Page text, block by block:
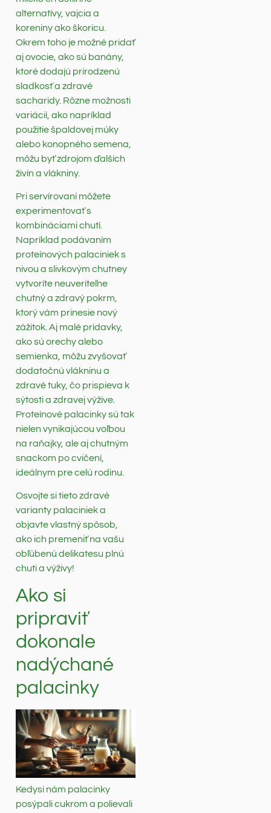
alternatívy, vajcia a
koreniny ako škoricu.
Okrem toho je možné pridať
aj ovocie, ako sú banány,
ktoré dodajú prirodzenú
sladkosť a zdravé
sacharidy. Rôzne možnosti
variácií, ako napríklad
použitie špaldovej múky
alebo konopného semena,
môžu byť zdrojom ďalších
živín a vlákniny.
Pri servírovaní môžete
experimentovať s
kombináciami chutí.
Napríklad podávaním
proteínových palaciniek s
nivou a slivkovým chutney
vytvoríte neuveriteľne
chutný a zdravý pokrm,
ktorý vám prinesie nový
zážitok. Aj malé prídavky,
ako sú orechy alebo
semienka, môžu zvyšovať
dodatočnú vlákninu a
zdravé tuky, čo prispieva k
sýtosti a zdravej výžive.
Proteínové palacinky sú tak
nielen vynikajúcou voľbou
na raňajky, ale aj chutným
snackom po cvičení,
ideálnym pre celú rodinu.
Osvojte si tieto zdravé
varianty palaciniek a
objavte vlastný spôsob,
ako ich premeniť na vašu
obľúbenú delikatesu plnú
chuti a výživy!
Ako si
pripraviť
dokonale
nadýchané
palacinky
Kedysi nám palacinky
posýpali cukrom a polievali